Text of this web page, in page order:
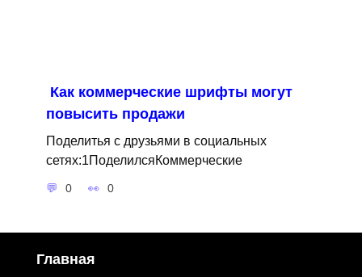
Как коммерческие шрифты могут
повысить продажи
Поделитья с друзьями в социальных
сетях:1ПоделилсяКоммерческие
0 0
Главная